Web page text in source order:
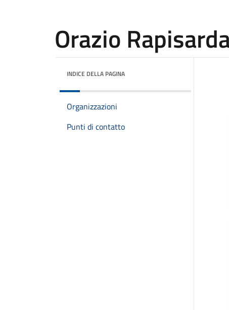
Orazio
INDICE DELLA PAGINA
Organizzazioni
Punti di contatto